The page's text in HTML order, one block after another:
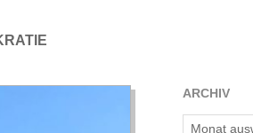
ARCHIV
Archiv